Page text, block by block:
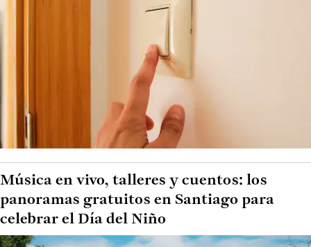
Música en vivo, talleres y cuentos: los
panoramas gratuitos en Santiago para
celebrar el Día del Niño